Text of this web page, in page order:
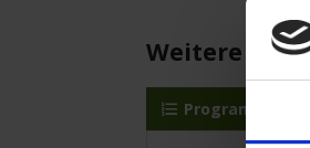
Weitere
Programm